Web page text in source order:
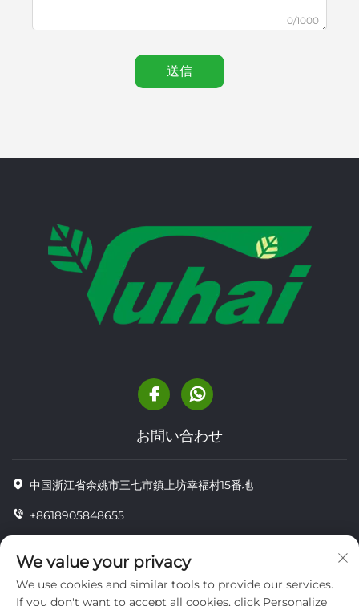
0/1000
送信
お問い合わせ
中国浙江省余姚市三七市鎮上坊幸福村15番地
+8618905848655
[email protected]
We value your privacy
We use cookies and similar tools to provide our services.
If you don't want to accept all cookies, click Personalize